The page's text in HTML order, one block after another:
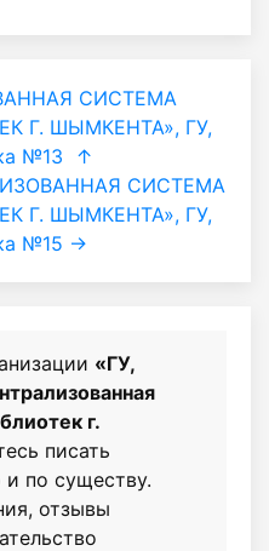
СИСТЕМА
Г. ШЫМКЕНТА», ГУ,
№13
↑
СИСТЕМА
Г. ШЫМКЕНТА», ГУ,
№15 →
«ГУ,
г.
писать
и по существу.
отзывы